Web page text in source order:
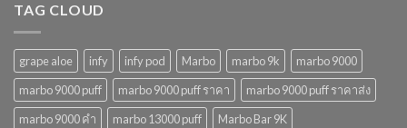
TAG CLOUD
grape aloe infy infy pod Marbo marbo 9k
marbo 9000
marbo 9000 puff
marbo 9000 puff ราคา
marbo 9000 puff ราคาส่ง
marbo 9000 คํา
marbo 13000 puff
Marbo Bar 9K